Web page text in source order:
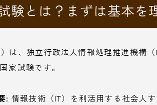
験とは？まずは基本を
は、独立行政法人情報処理推進機構
家試験です。
: 情報技術（IT）を利活用する社会人